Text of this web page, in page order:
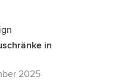
in
2025